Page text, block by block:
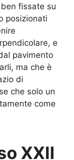
fissate su
posizionati
e
pavimento
ma che è
di
che solo un
come
XXII